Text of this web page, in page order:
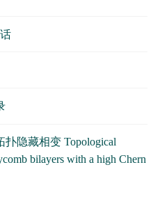
隐藏相变 Topological
bilayers with a high Chern